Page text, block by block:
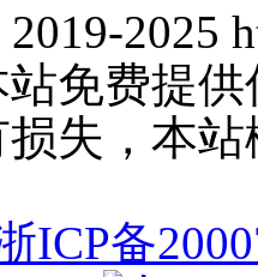
2025
免费提
失，本
ICP备